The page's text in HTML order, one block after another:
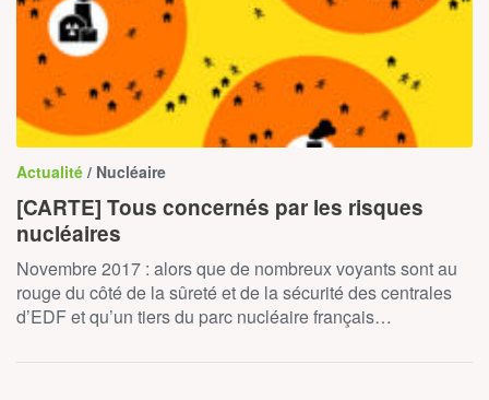
Actualité / Nucléaire
[CARTE] Tous concernés par les risques
nucléaires
Novembre 2017 : alors que de nombreux voyants sont au
rouge du côté de la sûreté et de la sécurité des centrales
d’EDF et qu’un tiers du parc nucléaire français…